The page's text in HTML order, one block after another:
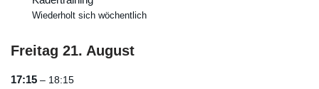
Wiederholt sich wöchentlich
Freitag 21. August
17:15 – 18:15